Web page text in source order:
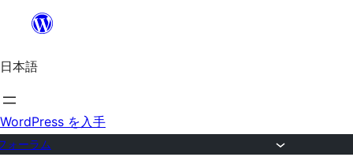
を
ス
キ
ッ
日本語
WordPress を入手
ォーラム